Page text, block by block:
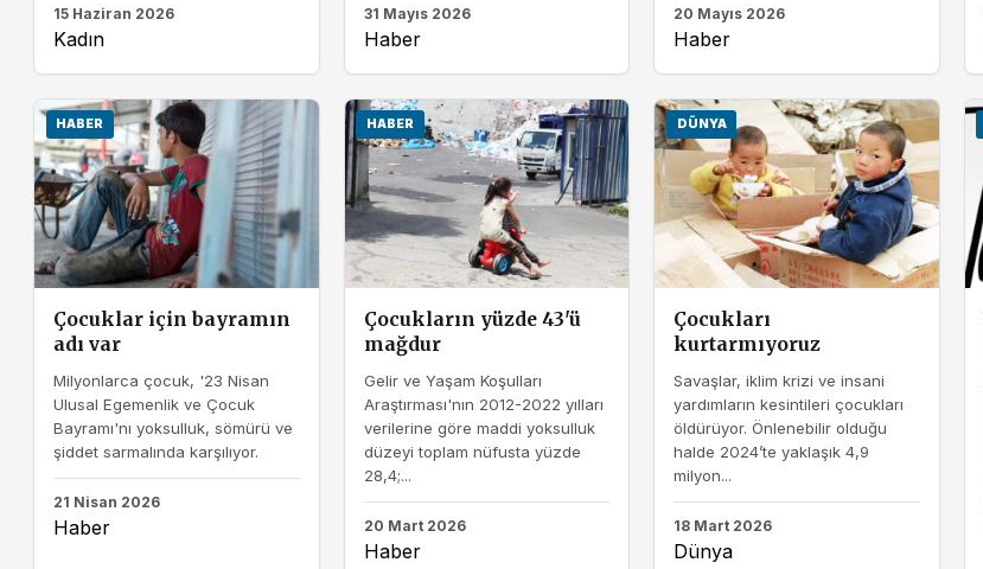
15 Haziran 2026
Kadın
31 Mayıs 2026
Haber
20 Mayıs 2026
Haber
HABER
Çocuklar için bayramın
adı var
Milyonlarca çocuk, '23 Nisan
Ulusal Egemenlik ve Çocuk
Bayramı'nı yoksulluk, sömürü ve
şiddet sarmalında karşılıyor.
21 Nisan 2026
Haber
HABER
Çocukların yüzde 43'ü
mağdur
Gelir ve Yaşam Koşulları
Araştırması'nın 2012-2022 yılları
verilerine göre maddi yoksulluk
düzeyi toplam nüfusta yüzde
28,4;...
20 Mart 2026
Haber
DÜNYA
Çocukları
kurtarmıyoruz
Savaşlar, iklim krizi ve insani
yardımların kesintileri çocukları
öldürüyor. Önlenebilir olduğu
halde 2024’te yaklaşık 4,9
milyon...
18 Mart 2026
Dünya